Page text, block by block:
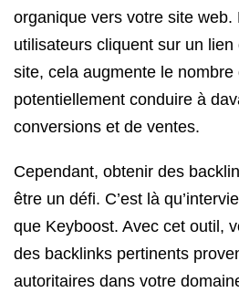
organique vers votre site web.
utilisateurs cliquent sur un
site, cela augmente le
potentiellement conduire à
conversions et de ventes.
Cependant, obtenir des
être un défi. C’est là
que Keyboost. Avec cet outil,
des backlinks pertinents
autoritaires dans votre